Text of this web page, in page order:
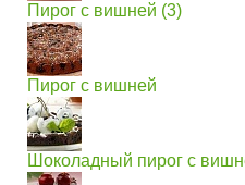
Пирог с вишней (3)
Пирог с вишней
Шоколадный пирог с